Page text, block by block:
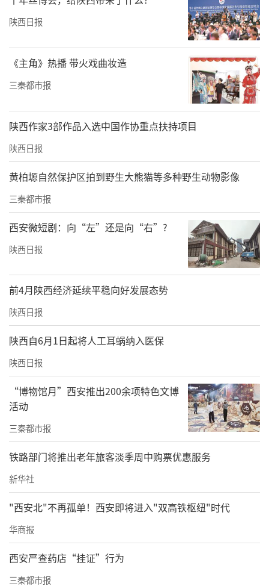
陕西日报
《主角》热播 带火戏曲妆造
三秦都市报
陕西作家3部作品入选中国作协重点扶持项目
陕西日报
黄柏塬自然保护区拍到野生大熊猫等多种野生动物影像
三秦都市报
西安微短剧：向“左”还是向“右”?
陕西日报
前4月陕西经济延续平稳向好发展态势
陕西日报
陕西自6月1日起将人工耳蜗纳入医保
陕西日报
“博物馆月”西安推出200余项特色文博
活动
三秦都市报
铁路部门将推出老年旅客淡季周中购票优惠服务
新华社
"西安北"不再孤单！西安即将进入"双高铁枢纽"时代
华商报
西安严查药店“挂证”行为
三秦都市报